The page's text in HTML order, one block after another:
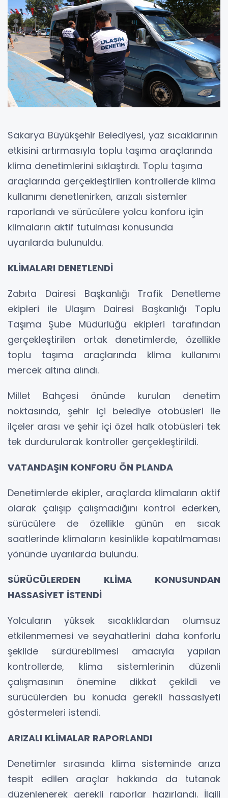
Sakarya Büyükşehir Belediyesi, yaz sıcaklarının
etkisini artırmasıyla toplu taşıma araçlarında
klima denetimlerini sıklaştırdı. Toplu taşıma
araçlarında gerçekleştirilen kontrollerde klima
kullanımı denetlenirken, arızalı sistemler
raporlandı ve sürücülere yolcu konforu için
klimaların aktif tutulması konusunda
uyarılarda bulunuldu.
KLİMALARI DENETLENDİ
Zabıta Dairesi Başkanlığı Trafik Denetleme
ekipleri ile Ulaşım Dairesi Başkanlığı Toplu
Taşıma Şube Müdürlüğü ekipleri tarafından
gerçekleştirilen ortak denetimlerde, özellikle
toplu taşıma araçlarında klima kullanımı
mercek altına alındı.
Millet Bahçesi önünde kurulan denetim
noktasında, şehir içi belediye otobüsleri ile
ilçeler arası ve şehir içi özel halk otobüsleri tek
tek durdurularak kontroller gerçekleştirildi.
VATANDAŞIN KONFORU ÖN PLANDA
Denetimlerde ekipler, araçlarda klimaların aktif
olarak çalışıp çalışmadığını kontrol ederken,
sürücülere de özellikle günün en sıcak
saatlerinde klimaların kesinlikle kapatılmaması
yönünde uyarılarda bulundu.
SÜRÜCÜLERDEN KLİMA KONUSUNDAN
HASSASİYET İSTENDİ
Yolcuların yüksek sıcaklıklardan olumsuz
etkilenmemesi ve seyahatlerini daha konforlu
şekilde sürdürebilmesi amacıyla yapılan
kontrollerde, klima sistemlerinin düzenli
çalışmasının önemine dikkat çekildi ve
sürücülerden bu konuda gerekli hassasiyeti
göstermeleri istendi.
ARIZALI KLİMALAR RAPORLANDI
Denetimler sırasında klima sisteminde arıza
tespit edilen araçlar hakkında da tutanak
düzenlenerek gerekli raporlar hazırlandı. İlgili